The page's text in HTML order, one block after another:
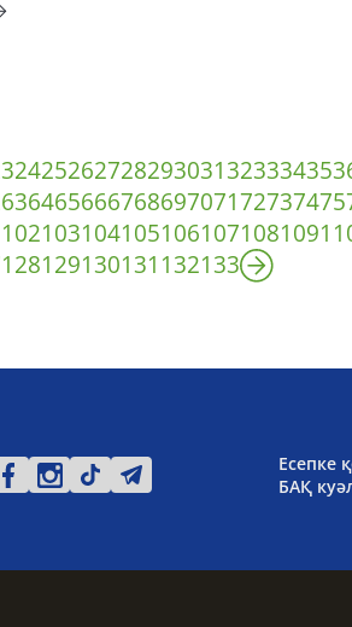
242526272829303132333435
63646566676869707172737475
102103104105106107108109
128129130131 132133
Есепке
БАҚ